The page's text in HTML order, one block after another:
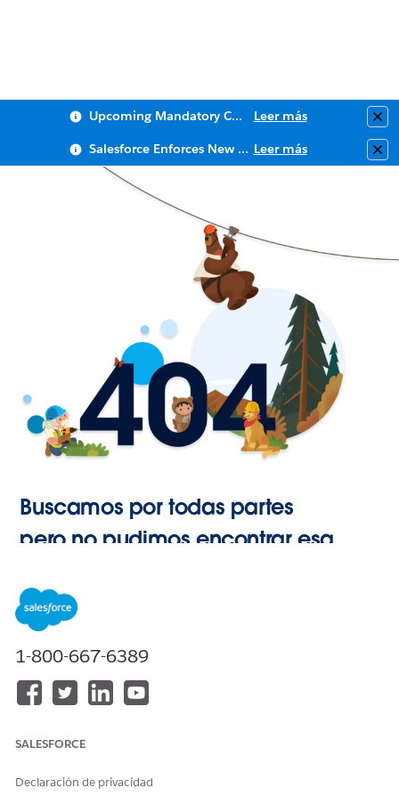
Upcoming Mandatory Changes to Public Key Infrastructure (PKI) Leer más
Salesforce Enforces New Security Requirements in Summer 2026 Leer más
Buscamos por todas partes
pero no pudimos encontrar esa
1-800-667-6389
SALESFORCE
Declaración de privacidad